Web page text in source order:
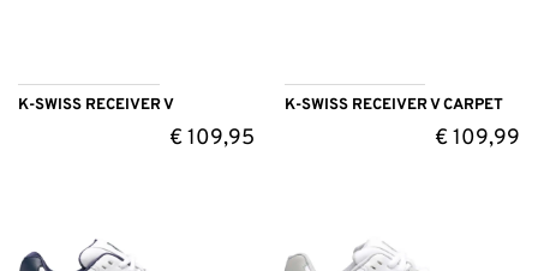
K-SWISS RECEIVER V
€109,95
K-SWISS RECEIVER V CARPET
€109,99